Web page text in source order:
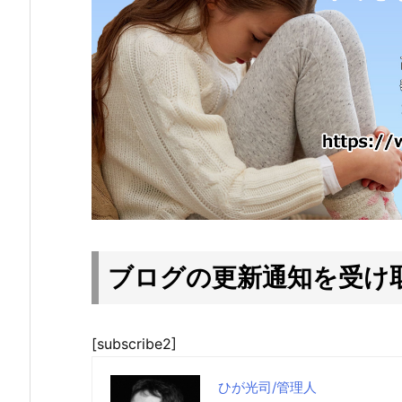
ブログの更新通知を受け
[subscribe2]
ひが光司/管理人